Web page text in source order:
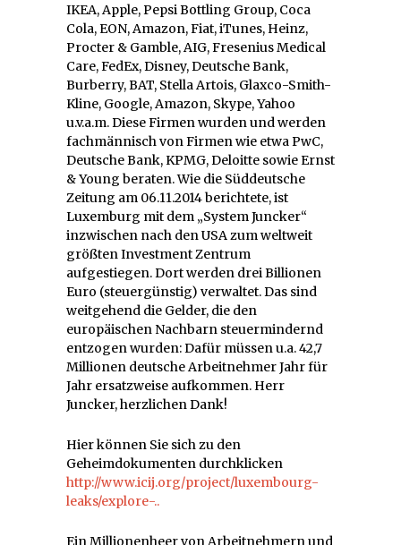
IKEA, Apple, Pepsi Bottling Group, Coca
Cola, EON, Amazon, Fiat, iTunes, Heinz,
Procter & Gamble, AIG, Fresenius Medical
Care, FedEx, Disney, Deutsche Bank,
Burberry, BAT, Stella Artois, Glaxco-Smith-
Kline, Google, Amazon, Skype, Yahoo
u.v.a.m. Diese Firmen wurden und werden
fachmännisch von Firmen wie etwa PwC,
Deutsche Bank, KPMG, Deloitte sowie Ernst
& Young beraten. Wie die Süddeutsche
Zeitung am 06.11.2014 berichtete, ist
Luxemburg mit dem „System Juncker“
inzwischen nach den USA zum weltweit
größten Investment Zentrum
aufgestiegen. Dort werden drei Billionen
Euro (steuergünstig) verwaltet. Das sind
weitgehend die Gelder, die den
europäischen Nachbarn steuermindernd
entzogen wurden: Dafür müssen u.a. 42,7
Millionen deutsche Arbeitnehmer Jahr für
Jahr ersatzweise aufkommen. Herr
Juncker, herzlichen Dank!
Hier können Sie sich zu den
Geheimdokumenten durchklicken
http://www.icij.org/project/luxembourg-
leaks/explore-..
Ein Millionenheer von Arbeitnehmern und